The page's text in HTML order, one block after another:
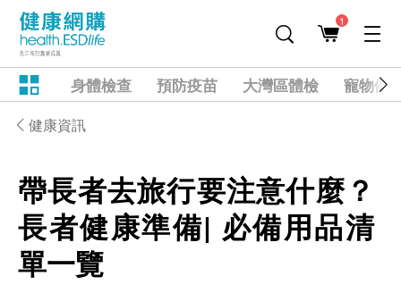
1
身體檢查 預防疫苗 大灣區體檢 寵物健
健康資訊
帶長者去旅行要注意什麼？
長者健康準備| 必備用品清
單一覽